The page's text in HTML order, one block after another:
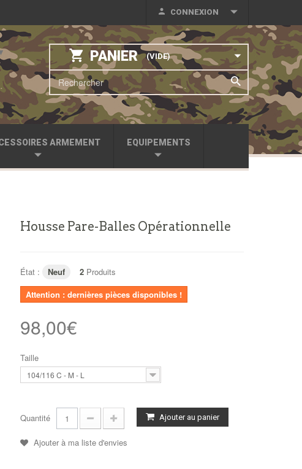
CONNEXION
PANIER (VIDE)
ARMEMENT EQUIPEMENTS
Housse Pare-Balles Opérationnelle
État : Neuf 2 Produits
Attention : dernières pièces disponibles !
98,00€
Taille
104/116 C - M - L
Quantité Ajouter au panier
Ajouter à ma liste d'envies